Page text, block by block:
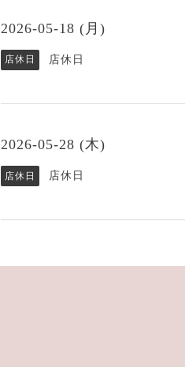
2026-05-18 (月)
店休日 店休日
2026-05-28 (木)
店休日 店休日